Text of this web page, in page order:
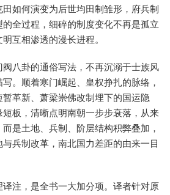
如何演变为后世均田制雏形，府兵制
全过程，细碎的制度变化不再是孤立
互相渗透的漫长进程。
八卦的通俗写法，不再沉溺于士族风
。顺着寒门崛起、皇权挣扎的脉络，
革新、萧梁崇佛改制埋下的国运隐
板，清晰点明南朝一步步衰落，从来
是土地、兵制、阶层结构积弊叠加，
兵制改革，南北国力差距的由来一目
注，是全书一大加分项。译者针对原